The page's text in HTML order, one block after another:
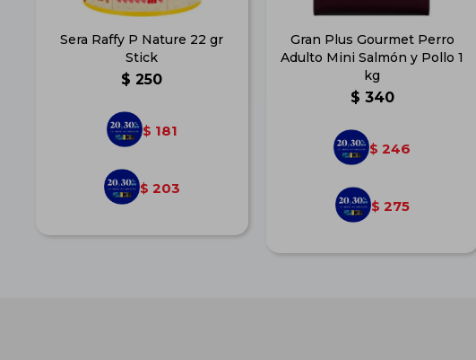
Sera Raffy P Nature 22 gr
Stick
$ 250
$ 181
$ 203
Gran Plus Gourmet Perro
Adulto Mini Salmón y Pollo 1
kg
$ 340
$ 246
$ 275